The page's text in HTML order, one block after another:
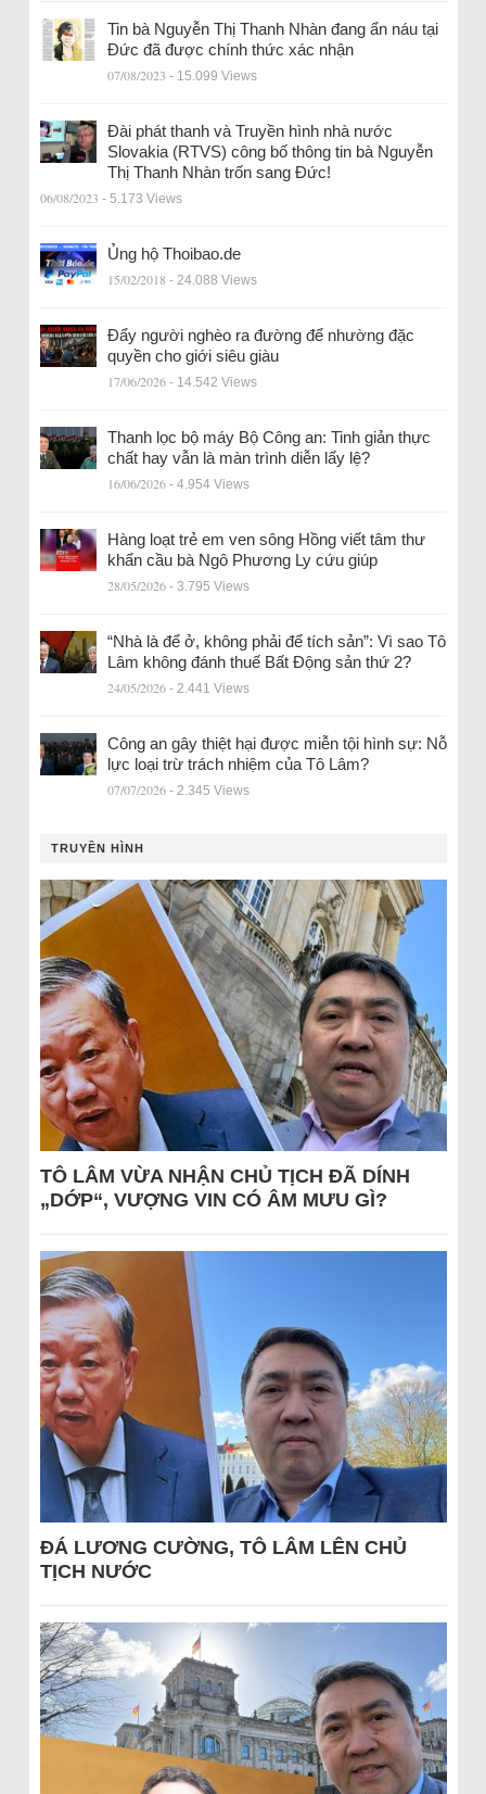
Tin bà Nguyễn Thị Thanh Nhàn đang ẩn náu tại
Đức đã được chính thức xác nhận
07/08/2023 - 15.099 Views
Đài phát thanh và Truyền hình nhà nước
Slovakia (RTVS) công bố thông tin bà Nguyễn
Thị Thanh Nhàn trốn sang Đức!
06/08/2023 - 5.173 Views
Ủng hộ Thoibao.de
15/02/2018 - 24.088 Views
Đẩy người nghèo ra đường để nhường đặc
quyền cho giới siêu giàu
17/06/2026 - 14.542 Views
Thanh lọc bộ máy Bộ Công an: Tinh giản thực
chất hay vẫn là màn trình diễn lấy lệ?
16/06/2026 - 4.954 Views
Hàng loạt trẻ em ven sông Hồng viết tâm thư
khẩn cầu bà Ngô Phương Ly cứu giúp
28/05/2026 - 3.795 Views
“Nhà là để ở, không phải để tích sản”: Vì sao Tô
Lâm không đánh thuế Bất Động sản thứ 2?
24/05/2026 - 2.441 Views
Công an gây thiệt hại được miễn tội hình sự: Nỗ
lực loại trừ trách nhiệm của Tô Lâm?
07/07/2026 - 2.345 Views
TRUYỀN HÌNH
TÔ LÂM VỪA NHẬN CHỦ TỊCH ĐÃ DÍNH
„DỚP“, VƯỢNG VIN CÓ ÂM MƯU GÌ?
ĐÁ LƯƠNG CƯỜNG, TÔ LÂM LÊN CHỦ
TỊCH NƯỚC